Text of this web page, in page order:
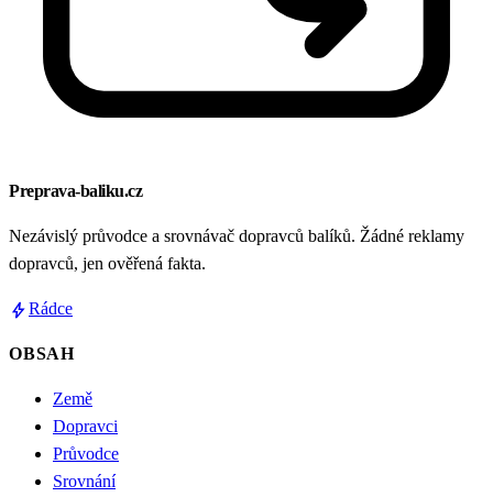
Preprava-baliku.cz
Nezávislý průvodce a srovnávač dopravců balíků. Žádné reklamy
dopravců, jen ověřená fakta.
boltRádce
OBSAH
Země
Dopravci
Průvodce
Srovnání